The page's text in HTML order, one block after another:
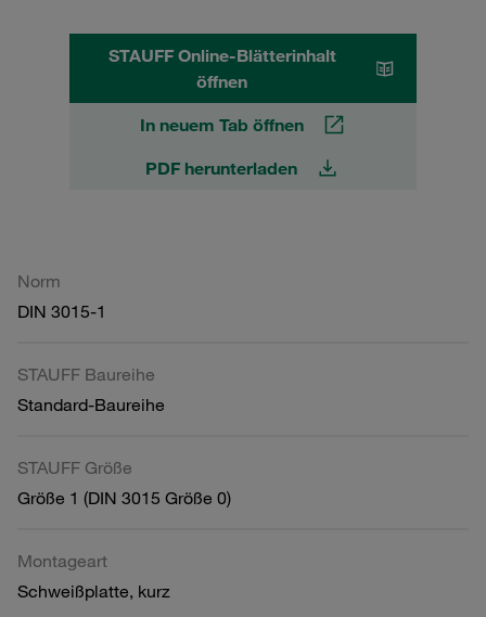
STAUFF Online-Blätterinhalt
öffnen
In neuem Tab öffnen
PDF herunterladen
Norm
DIN 3015-1
STAUFF Baureihe
Standard-Baureihe
STAUFF Größe
Größe 1 (DIN 3015 Größe 0)
Montageart
Schweißplatte, kurz